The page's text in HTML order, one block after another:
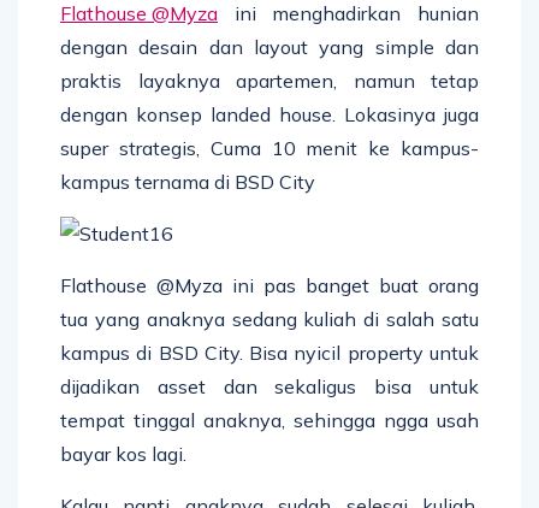
Flathouse @Myza ini menghadirkan hunian
dengan desain dan layout yang simple dan
praktis layaknya apartemen, namun tetap
dengan konsep landed house. Lokasinya juga
super strategis, Cuma 10 menit ke kampus-
kampus ternama di BSD City
Flathouse @Myza ini pas banget buat orang
tua yang anaknya sedang kuliah di salah satu
kampus di BSD City. Bisa nyicil property untuk
dijadikan asset dan sekaligus bisa untuk
tempat tinggal anaknya, sehingga ngga usah
bayar kos lagi.